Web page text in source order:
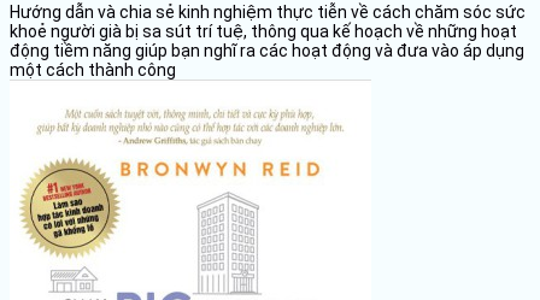
Hướng dẫn và chia sẻ kinh nghiệm thực tiễn về cách chăm sóc sức
khoẻ người già bị sa sút trí tuệ, thông qua kế hoạch về những hoạt
động tiềm năng giúp bạn nghĩ ra các hoạt động và đưa vào áp dụng
một cách thành công